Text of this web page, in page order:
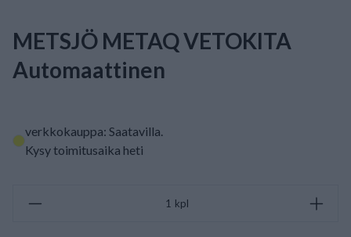
METSJÖ METAQ VETOKITA
Automaattinen
verkkokauppa: Saatavilla.
Kysy toimitusaika heti
kpl